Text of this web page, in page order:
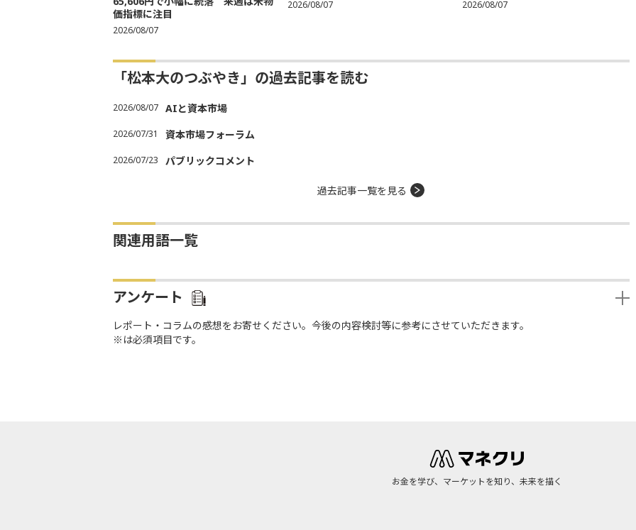
価指標に注目
2026/08/07
2026/08/07 2026/08/07
「松本大のつぶやき」の過去記事を読む
2026/08/07 AIと資本市場
2026/07/31 資本市場フォーラム
2026/07/23 パブリックコメント
過去記事一覧を見る
関連用語一覧
アンケート
レポート・コラムの感想をお寄せください。今後の内容検討等に参考にさせていただきます。
※は必須項目です。
お金を学び、マーケットを知り、未来を描く